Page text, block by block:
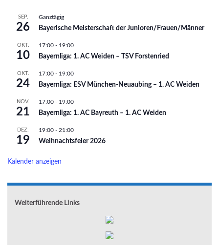
SEP.
26
Ganztägig
Bayerische Meisterschaft der Junioren/Frauen/Männer
OKT.
10
17:00 - 19:00
Bayernliga: 1. AC Weiden – TSV Forstenried
OKT.
24
17:00 - 19:00
Bayernliga: ESV München-Neuaubing – 1. AC Weiden
NOV.
21
17:00 - 19:00
Bayernliga: 1. AC Bayreuth – 1. AC Weiden
DEZ.
19
19:00 - 21:00
Weihnachtsfeier 2026
Kalender anzeigen
Weiterführende Links